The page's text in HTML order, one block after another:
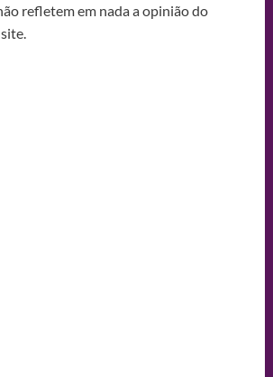
refletem em nada a opinião do